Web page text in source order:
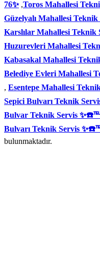
76✨,Toros Mahallesi
Güzelyalı Mahallesi
Karslılar Mahallesi Teknik
Huzurevleri Mahallesi
Kabasakal Mahallesi
Belediye Evleri Mahallesi
, Esentepe Mahallesi
Sepici Bulvarı Teknik
Bulvar Teknik Servis
Bulvarı Teknik Servis
bulunmaktadır.